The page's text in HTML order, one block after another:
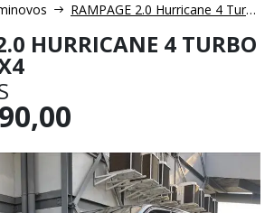
RAMPAGE 2.0 Hurricane 4 Turbo Laramie 4X4
HURRICANE 4 TURBO